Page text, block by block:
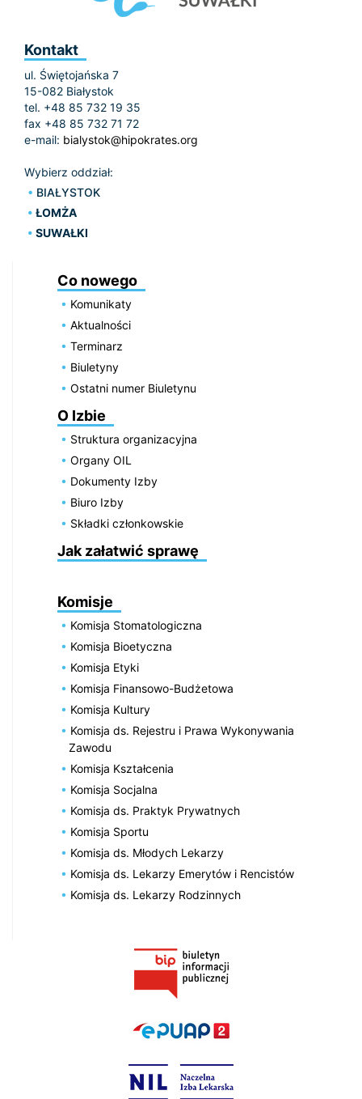
Kontakt
ul. Świętojańska 7
15-082 Białystok
tel. +48 85 732 19 35
fax +48 85 732 71 72
e-mail: bialystok@hipokrates.org
Wybierz oddział:
BIAŁYSTOK
ŁOMŻA
SUWAŁKI
Co nowego
Komunikaty
Aktualności
Terminarz
Biuletyny
Ostatni numer Biuletynu
O Izbie
Struktura organizacyjna
Organy OIL
Dokumenty Izby
Biuro Izby
Składki członkowskie
Jak załatwić sprawę
Komisje
Komisja Stomatologiczna
Komisja Bioetyczna
Komisja Etyki
Komisja Finansowo-Budżetowa
Komisja Kultury
Komisja ds. Rejestru i Prawa Wykonywania
Zawodu
Komisja Kształcenia
Komisja Socjalna
Komisja ds. Praktyk Prywatnych
Komisja Sportu
Komisja ds. Młodych Lekarzy
Komisja ds. Lekarzy Emerytów i Rencistów
Komisja ds. Lekarzy Rodzinnych